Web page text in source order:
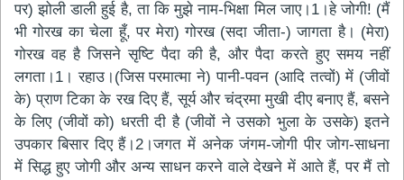
पर) झोली डाली हुई है, ता कि मुझे नाम-भिक्षा मिल जाए।1।हे जोगी! (मैं
भी गोरख का चेला हूँ, पर मेरा) गोरख (सदा जीता-) जागता है। (मेरा)
गोरख वह है जिसने सृष्टि पैदा की है, और पैदा करते हुए समय नहीं
लगता।1। रहाउ।(जिस परमात्मा ने) पानी-पवन (आदि तत्वों) में (जीवों
के) प्राण टिका के रख दिए हैं, सूर्य और चंद्रमा मुखी दीए बनाए हैं, बसने
के लिए (जीवों को) धरती दी है (जीवों ने उसको भुला के उसके) इतने
उपकार बिसार दिए हैं।2।जगत में अनेक जंगम-जोगी पीर जोग-साधना
में सिद्ध हुए जोगी और अन्य साधन करने वाले देखने में आते हैं, पर मैं तो